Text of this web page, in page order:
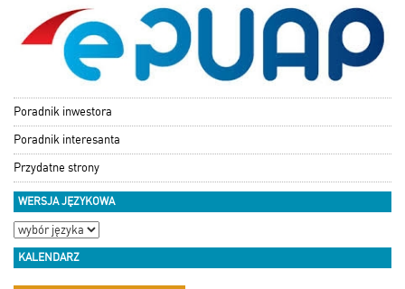
Poradnik inwestora
Poradnik interesanta
Przydatne strony
WERSJA JĘZYKOWA
KALENDARZ